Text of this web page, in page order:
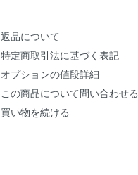
返品について
特定商取引法に基づく表記
オプションの値段詳細
この商品について問い合わせる
買い物を続ける